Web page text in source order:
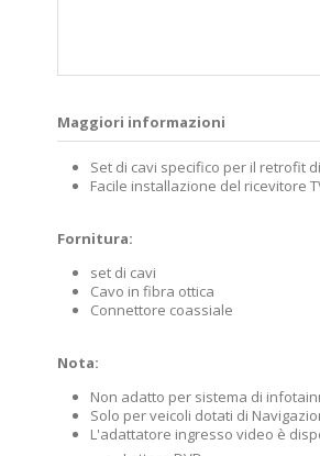
Maggiori informazioni
Set di cavi specifico per il retrofit
Facile installazione del ricevitore
Fornitura:
set di cavi
Cavo in fibra ottica
Connettore coassiale
Nota:
Non adatto per sistema di
Solo per veicoli dotati di
L'adattatore ingresso video è